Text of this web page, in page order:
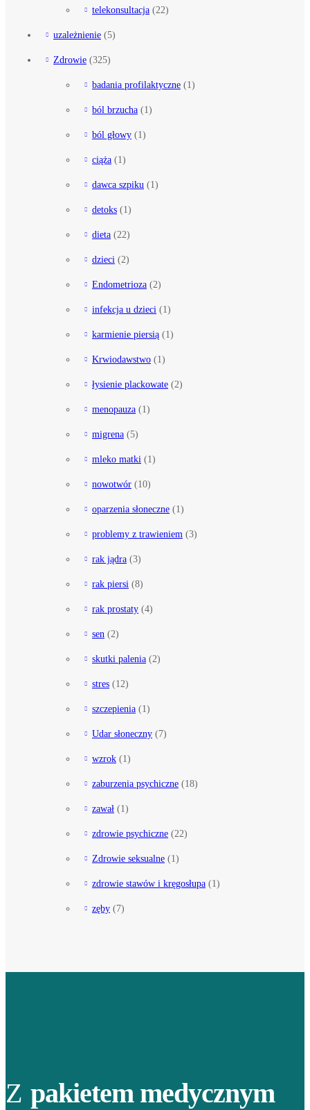
telekonsultacja (22)
uzależnienie (5)
Zdrowie (325)
badania profilaktyczne (1)
ból brzucha (1)
ból głowy (1)
ciąża (1)
dawca szpiku (1)
detoks (1)
dieta (22)
dzieci (2)
Endometrioza (2)
infekcja u dzieci (1)
karmienie piersią (1)
Krwiodawstwo (1)
łysienie plackowate (2)
menopauza (1)
migrena (5)
mleko matki (1)
nowotwór (10)
oparzenia słoneczne (1)
problemy z trawieniem (3)
rak jądra (3)
rak piersi (8)
rak prostaty (4)
sen (2)
skutki palenia (2)
stres (12)
szczepienia (1)
Udar słoneczny (7)
wzrok (1)
zaburzenia psychiczne (18)
zawał (1)
zdrowie psychiczne (22)
Zdrowie seksualne (1)
zdrowie stawów i kręgosłupa (1)
zęby (7)
Z pakietem medycznym